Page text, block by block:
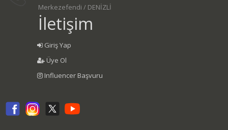
Merkezefendi / DENİZLİ
İletişim
Giriş Yap
Üye Ol
Influencer Başvuru